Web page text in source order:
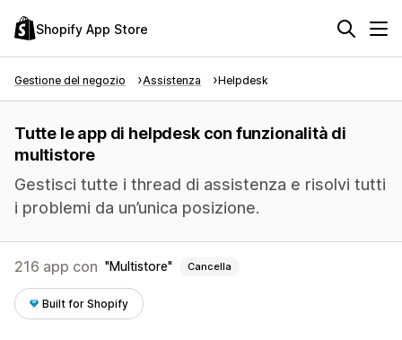
Shopify App Store
Gestione del negozio Assistenza Helpdesk
Tutte le app di helpdesk con funzionalità di
multistore
Gestisci tutte i thread di assistenza e risolvi tutti
i problemi da un’unica posizione.
216 app con Multistore Cancella
Built for Shopify